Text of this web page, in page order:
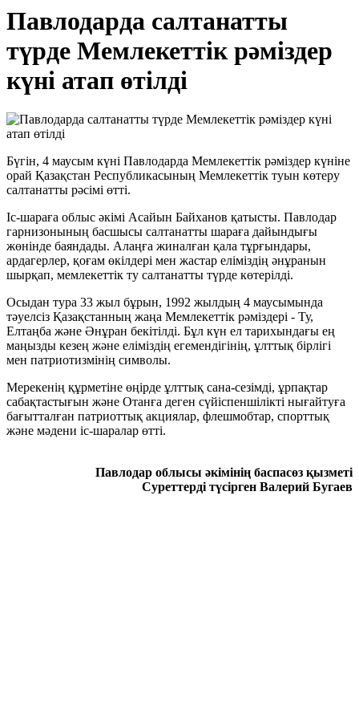
Павлодарда салтанатты
түрде Мемлекеттік рәміздер
күні атап өтілді
Бүгін, 4 маусым күні Павлодарда Мемлекеттік рәміздер күніне
орай Қазақстан Республикасының Мемлекеттік туын көтеру
салтанатты рәсімі өтті.
Іс-шараға облыс әкімі Асайын Байханов қатысты. Павлодар
гарнизонының басшысы салтанатты шараға дайындығы
жөнінде баяндады. Алаңға жиналған қала тұрғындары,
ардагерлер, қоғам өкілдері мен жастар еліміздің әнұранын
шырқап, мемлекеттік ту салтанатты түрде көтерілді.
Осыдан тура 33 жыл бұрын, 1992 жылдың 4 маусымында
тәуелсіз Қазақстанның жаңа Мемлекеттік рәміздері - Ту,
Елтаңба және Әнұран бекітілді. Бұл күн ел тарихындағы ең
маңызды кезең және еліміздің егемендігінің, ұлттық бірлігі
мен патриотизмінің символы.
Мерекенің құрметіне өңірде ұлттық сана-сезімді, ұрпақтар
сабақтастығын және Отанға деген сүйіспеншілікті нығайтуға
бағытталған патриоттық акциялар, флешмобтар, спорттық
және мәдени іс-шаралар өтті.
Павлодар облысы әкімінің баспасөз қызметі
Суреттерді түсірген Валерий Бугаев